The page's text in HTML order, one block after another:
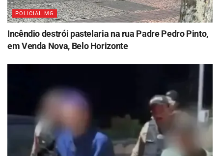
POLICIAL MG
Incêndio destrói pastelaria na rua Padre Pedro Pinto,
em Venda Nova, Belo Horizonte